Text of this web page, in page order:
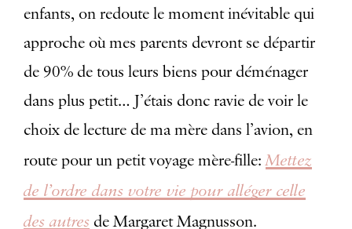
enfants, on redoute le moment inévitable qui
approche où mes parents devront se départir
de 90% de tous leurs biens pour déménager
dans plus petit… J’étais donc ravie de voir le
choix de lecture de ma mère dans l’avion, en
route pour un petit voyage mère-fille:Mettez
de l’ordre dans votre vie pour alléger celle
des autres de Margaret Magnusson.